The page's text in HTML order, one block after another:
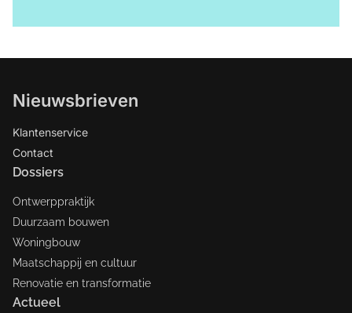
Nieuwsbrieven
Klantenservice
Contact
Dossiers
Ontwerppraktijk
Duurzaam bouwen
Woningbouw
Maatschappij en cultuur
Renovatie en transformatie
Actueel